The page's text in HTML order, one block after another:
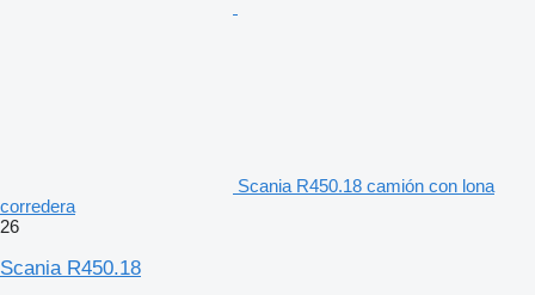
Scania R450.18 camión con lona
corredera
26
Scania R450.18